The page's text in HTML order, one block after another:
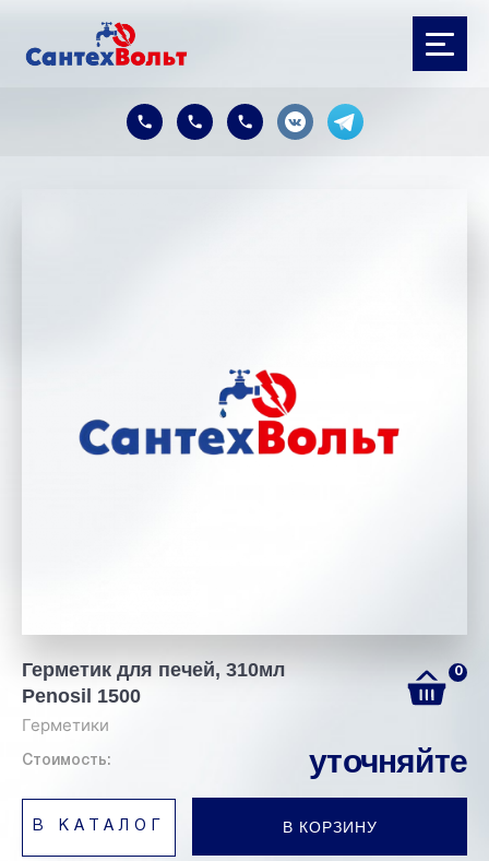
Герметик для печей, 310мл
Penosil 1500
Герметики
0
Стоимость: уточняйте
В КАТАЛОГ В КОРЗИНУ